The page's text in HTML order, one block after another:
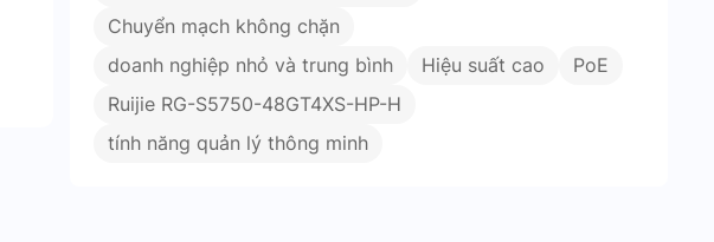
Chuyển mạch không chặn
doanh nghiệp nhỏ và trung bình
Hiệu suất cao
PoE
Ruijie RG-S5750-48GT4XS-HP-H
tính năng quản lý thông minh